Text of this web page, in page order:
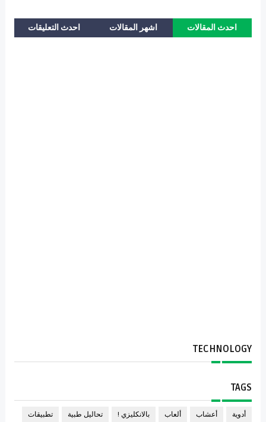
احدث المقالات اشهر المقالات احدث التعليقات
TECHNOLOGY
TAGS
أدوية أعشاب ألعاب بالانكليزي ! تحاليل طبية تطبيقات